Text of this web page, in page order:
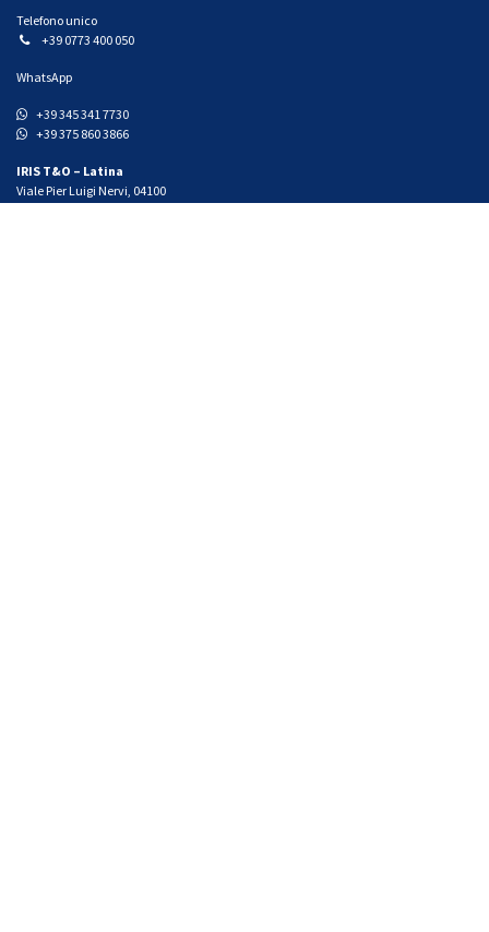
Telefono unico
+39 0773 400 050
WhatsApp
+39 345 341 7730
+39 375 860 3866
IRIS T&O – Latina
Viale Pier Luigi Nervi, 04100